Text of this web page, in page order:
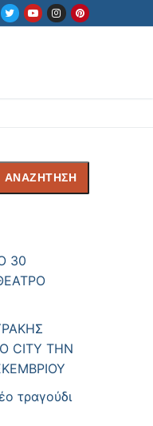
ΑΝΑΖΉΤΗΣΗ
30
CITY ΤΗΝ
τραγούδι